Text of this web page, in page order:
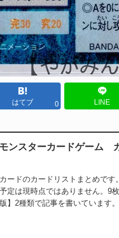
はてブ 0 LINE
ンスターカードゲー
ードのカードリストまとめで
定は現時点ではありません。9
】2種類で記事を書いています